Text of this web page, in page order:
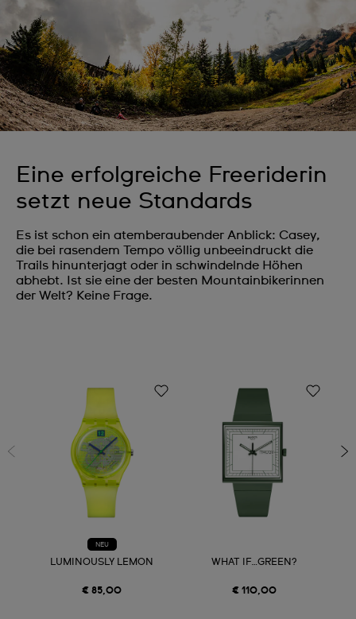
Eine erfolgreiche Freeriderin
setzt neue Standards
Es ist schon ein atemberaubender Anblick: Casey,
die bei rasendem Tempo völlig unbeeindruckt die
Trails hinunterjagt oder in schwindelnde Höhen
abhebt. Ist sie eine der besten Mountainbikerinnen
der Welt? Keine Frage.
NEU
LUMINOUSLY LEMON
€ 85,00
WHAT IF…GREEN?
€ 110,00